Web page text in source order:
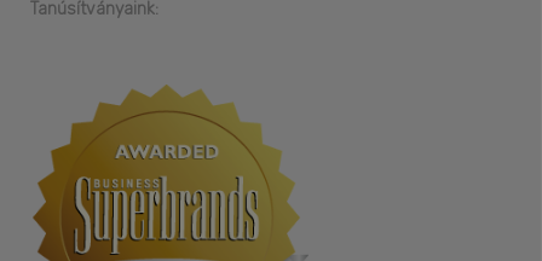
Tanúsítványaink: